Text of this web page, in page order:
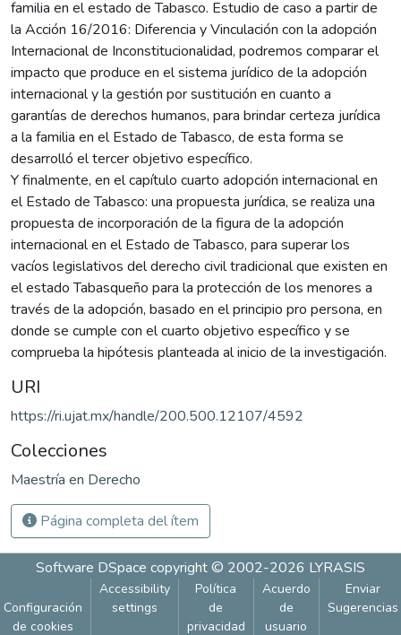
familia en el estado de Tabasco. Estudio de caso a partir de
la Acción 16/2016: Diferencia y Vinculación con la adopción
Internacional de Inconstitucionalidad, podremos comparar el
impacto que produce en el sistema jurídico de la adopción
internacional y la gestión por sustitución en cuanto a
garantías de derechos humanos, para brindar certeza jurídica
a la familia en el Estado de Tabasco, de esta forma se
desarrolló el tercer objetivo específico.
Y finalmente, en el capítulo cuarto adopción internacional en
el Estado de Tabasco: una propuesta jurídica, se realiza una
propuesta de incorporación de la figura de la adopción
internacional en el Estado de Tabasco, para superar los
vacíos legislativos del derecho civil tradicional que existen en
el estado Tabasqueño para la protección de los menores a
través de la adopción, basado en el principio pro persona, en
donde se cumple con el cuarto objetivo específico y se
comprueba la hipótesis planteada al inicio de la investigación.
URI
https://ri.ujat.mx/handle/200.500.12107/4592
Colecciones
Maestría en Derecho
Página completa del ítem
Software DSpace copyright © 2002-2026 LYRASIS
Configuración
de cookies
Accessibility
settings
Política
de
privacidad
Acuerdo
de
usuario
Enviar
Sugerencias